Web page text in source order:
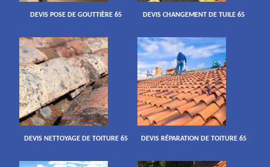
DEVIS POSE DE GOUTTIÈRE 65 DEVIS CHANGEMENT DE TUILE 65
DEVIS NETTOYAGE DE TOITURE 65 DEVIS RÉPARATION DE TOITURE 65